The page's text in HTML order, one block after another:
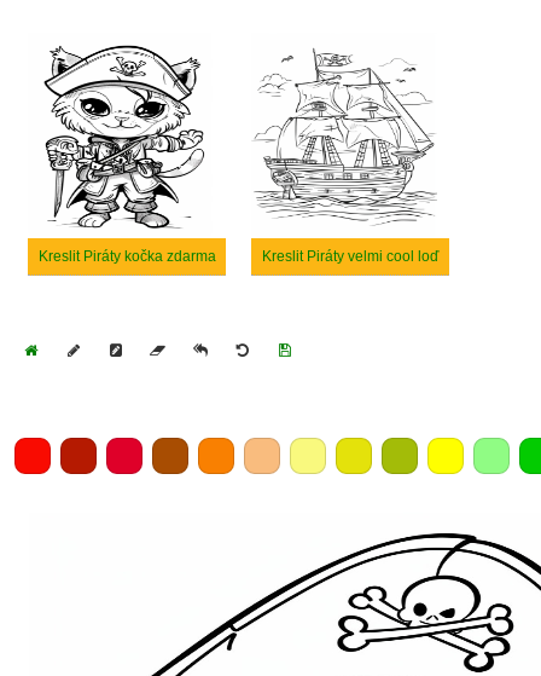
Kreslit Piráty kočka zdarma Kreslit Piráty velmi cool loď